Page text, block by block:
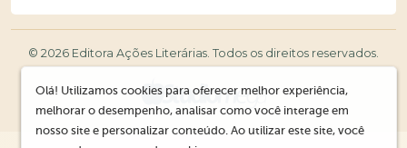
© 2026 Editora Ações Literárias. Todos os direitos reservados.
Olá! Utilizamos cookies para oferecer melhor experiência,
melhorar o desempenho, analisar como você interage em
nosso site e personalizar conteúdo. Ao utilizar este site, você